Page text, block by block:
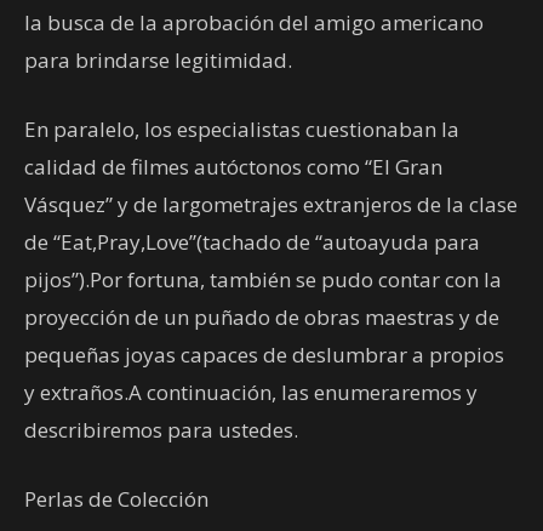
la busca de la aprobación del amigo americano
para brindarse legitimidad.
En paralelo, los especialistas cuestionaban la
calidad de filmes autóctonos como “El Gran
Vásquez” y de largometrajes extranjeros de la clase
de “Eat,Pray,Love”(tachado de “autoayuda para
pijos”).Por fortuna, también se pudo contar con la
proyección de un puñado de obras maestras y de
pequeñas joyas capaces de deslumbrar a propios
y extraños.A continuación, las enumeraremos y
describiremos para ustedes.
Perlas de Colección